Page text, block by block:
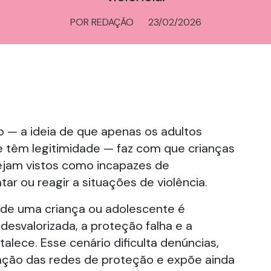
POR REDAÇÃO 23/02/2026
— a ideia de que apenas os adultos
têm legitimidade — faz com que crianças
vistos como incapazes de
ou reagir a situações de violência.
uma criança ou adolescente é
a proteção falha e a
Esse cenário dificulta denúncias,
das redes de proteção e expõe ainda